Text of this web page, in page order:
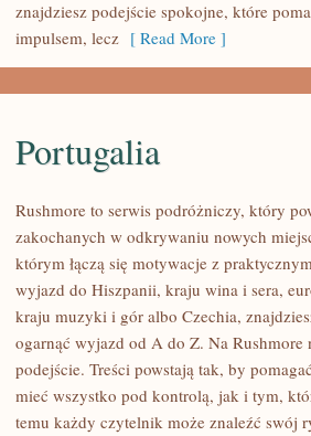
znajdziesz podejście spokojne, które
impulsem, lecz [ Read More ]
PORTUGALIA
Portugalia
Rushmore to serwis podróżniczy, który
zakochanych w odkrywaniu nowych
którym łączą się motywacje z
wyjazd do Hiszpanii, kraju wina i sera,
kraju muzyki i gór albo Czechia,
ogarnąć wyjazd od A do Z. Na Rushmore
podejście. Treści powstają tak, by
mieć wszystko pod kontrolą, jak i tym,
temu każdy czytelnik może znaleźć swój